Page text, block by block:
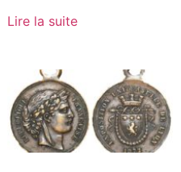
Lire la suite